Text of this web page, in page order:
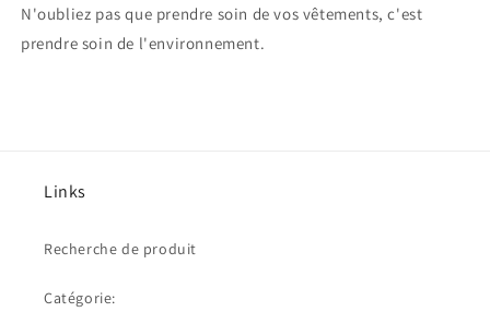
N'oubliez pas que prendre soin de vos vêtements, c'est
prendre soin de l'environnement.
Links
Recherche de produit
Catégorie: